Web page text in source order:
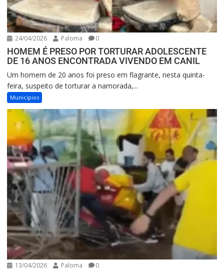
24/04/2026 Paloma 0
HOMEM É PRESO POR TORTURAR ADOLESCENTE
DE 16 ANOS ENCONTRADA VIVENDO EM CANIL
Um homem de 20 anos foi preso em flagrante, nesta quinta-
feira, suspeito de torturar a namorada,...
Municipios
13/04/2026 Paloma 0